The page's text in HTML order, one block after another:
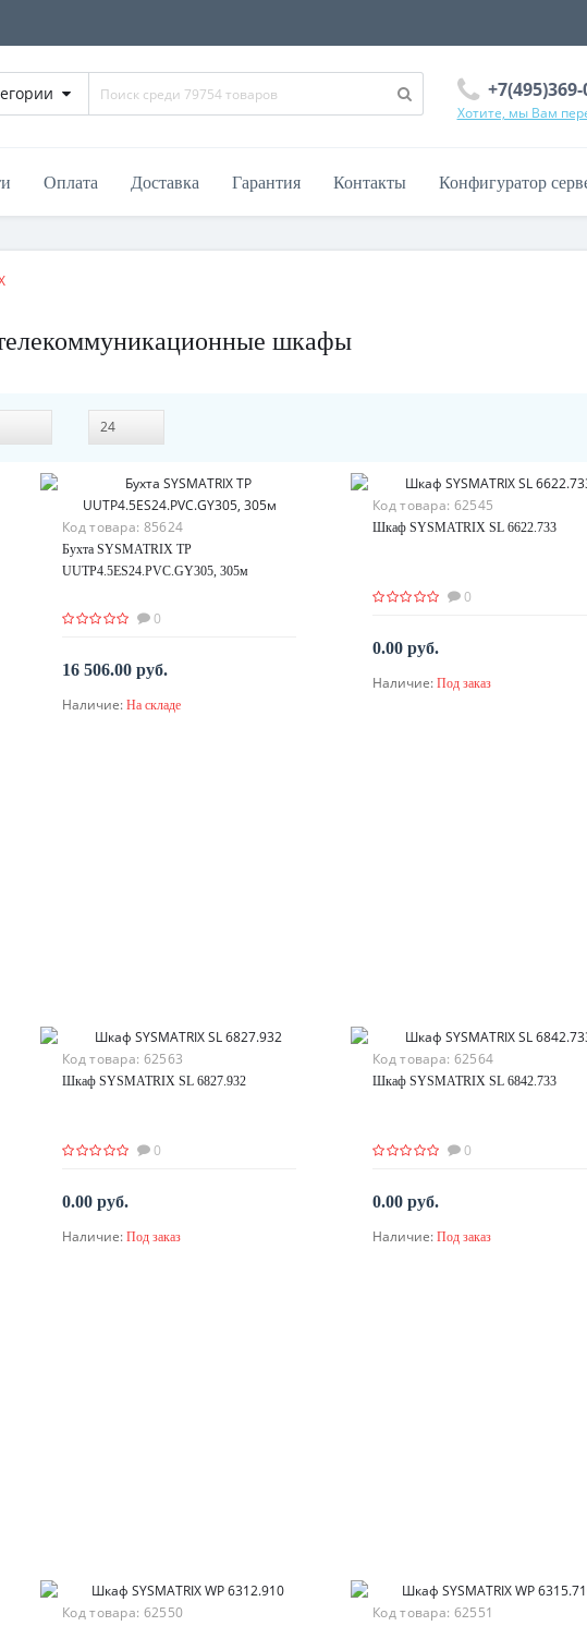
Хотите, мы Вам
Оплата Доставка Гарантия Контакты Конфигуратор
шкафы
Код товара: 85624
Бухта SYSMATRIX TP
UUTP4.5ES24.PVC.GY305, 305м
0
16 506.00 руб.
В корзину
Наличие: На складе
Код товара: 62545
Шкаф SYSMATRIX SL 6622.733
0
0.00 руб.
По запросу
Наличие: Под заказ
Код товара: 62563
Шкаф SYSMATRIX SL 6827.932
0
0.00 руб.
По запросу
Наличие: Под заказ
Код товара: 62564
Шкаф SYSMATRIX SL 6842.733
0
0.00 руб.
По запросу
Наличие: Под заказ
Код товара: 62550 Код товара: 62551